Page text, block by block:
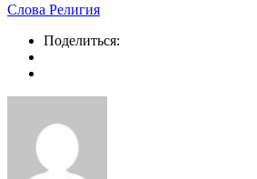
Слова Религия
Поделиться: